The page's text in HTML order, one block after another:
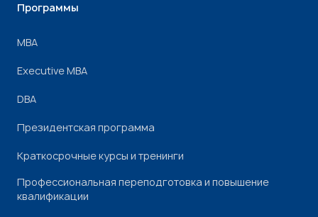
Программы
МВА
Executive MBA
DBA
Президентская программа
Краткосрочные курсы и тренинги
Профессиональная переподготовка и повышение
квалификации